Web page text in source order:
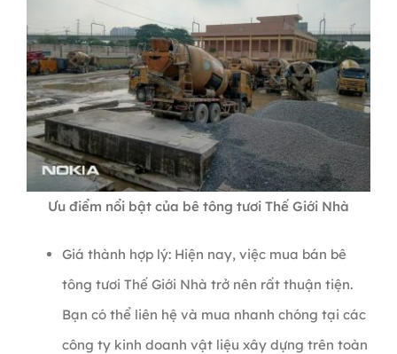
Ưu điểm nổi bật của bê tông tươi Thế Giới Nhà
Giá thành hợp lý: Hiện nay, việc mua bán bê
tông tươi Thế Giới Nhà trở nên rất thuận tiện.
Bạn có thể liên hệ và mua nhanh chóng tại các
công ty kinh doanh vật liệu xây dựng trên toàn